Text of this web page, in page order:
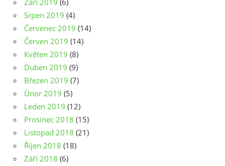
Září 2019 (6)
Srpen 2019 (4)
Červenec 2019 (14)
Červen 2019 (14)
Květen 2019 (8)
Duben 2019 (9)
Březen 2019 (7)
Únor 2019 (5)
Leden 2019 (12)
Prosinec 2018 (15)
Listopad 2018 (21)
Říjen 2018 (18)
Září 2018 (6)